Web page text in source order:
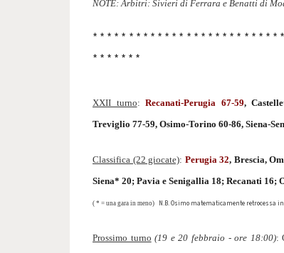
NOTE: Arbitri: Sivieri di Ferrara e Benatti di
* * * * * * * * * * * * * * * * * * * * * * * * *
* * * * * * *
XXII turno:Recanati-Perugia 67-59,
Treviglio 77-59, Osimo-Torino 60-86, Siena-
Classifica (22 giocate): Perugia 32, Brescia,
Siena* 20; Pavia e Senigallia 18; Recanati
( * = una gara in meno) N.B. Osimo matematicamente retrocessa
Prossimo turno (19 e 20 febbraio - ore 18:00):